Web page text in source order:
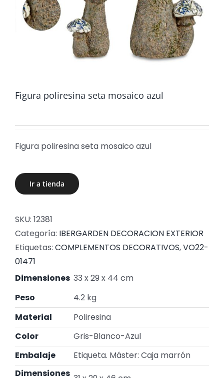
Figura poliresina seta mosaico azul
Figura poliresina seta mosaico azul
Ir a tienda
SKU: 12381
Categoría: IBERGARDEN DECORACION EXTERIOR
Etiquetas: COMPLEMENTOS DECORATIVOS,VO22-
01471
Dimensiones 33 x 29 x 44 cm
Peso
4.2 kg
Material
Poliresina
Color
Gris-Blanco-Azul
Embalaje
Etiqueta. Máster: Caja marrón
Dimensiones